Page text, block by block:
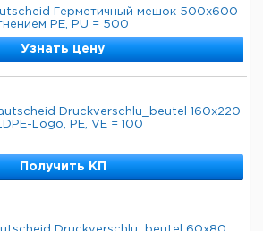
Герметичный мешок 500x600
PE, PU = 500
Узнать цену
Druckverschlu_beutel 160x220
Logo, PE, VE = 100
Получить КП